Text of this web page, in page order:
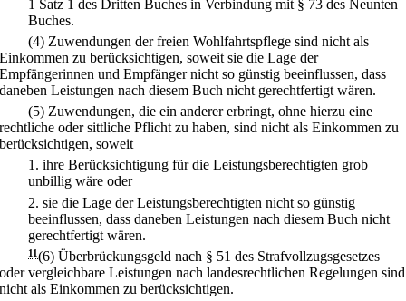
1 Satz 1 des Dritten Buches in Verbindung mit § 73 des Neunten
Buches.
(4) Zuwendungen der freien Wohlfahrtspflege sind nicht als
Einkommen zu berücksichtigen, soweit sie die Lage der
Empfängerinnen und Empfänger nicht so günstig beeinflussen, dass
daneben Leistungen nach diesem Buch nicht gerechtfertigt wären.
(5) Zuwendungen, die ein anderer erbringt, ohne hierzu eine
rechtliche oder sittliche Pflicht zu haben, sind nicht als Einkommen zu
berücksichtigen, soweit
1. ihre Berücksichtigung für die Leistungsberechtigten grob
unbillig wäre oder
2. sie die Lage der Leistungsberechtigten nicht so günstig
beeinflussen, dass daneben Leistungen nach diesem Buch nicht
gerechtfertigt wären.
11 (6) Überbrückungsgeld nach § 51 des Strafvollzugsgesetzes
oder vergleichbare Leistungen nach landesrechtlichen Regelungen sind
nicht als Einkommen zu berücksichtigen.